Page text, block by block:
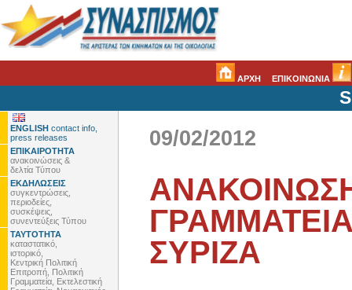
ΑΡΧΗ ΕΠΙΚΟΙΝΩΝΙΑ
ENGLISH contact info,
press releases
ΕΠΙΚΑΙΡΟΤΗΤΑ
ανακοινώσεις &
δελτία Τύπου
ΕΚΔΗΛΩΣΕΙΣ
συγκεντρώσεις,
περιοδείες,
συσκέψεις,
συνεντεύξεις Τύπου
ΤΑΥΤΟΤΗΤΑ
καταστατικό,
ιστορικό,
Κεντρική Πολιτική
Επιτροπή, Πολιτική
Γραμματεία, Εκτελεστική
09/02/2012
ΣΥΡΙΖΑ